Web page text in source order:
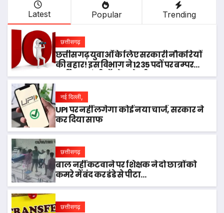
Latest Popular Trending
छत्तीसगढ़
छत्तीसगढ़ युवाओं के लिए सरकारी नौकरियों
की बहार! इस विभाग ने 1235 पदों पर बम्पर
भर्ती, डाटा एंट्री ऑपरेटर के ही 400 पद…
नई दिल्ली,
UPI पर नहीं लगेगा कोई नया चार्ज, सरकार ने
कर दिया साफ
छत्तीसगढ़
बाल नहीं कटवाने पर शिक्षक ने दो छात्रों को
कमरे में बंद कर डंडे से पीटा…
छत्तीसगढ़